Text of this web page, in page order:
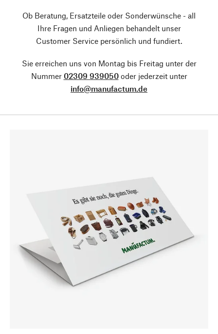
Ob Beratung, Ersatzteile oder Sonderwünsche - all
Ihre Fragen und Anliegen behandelt unser
Customer Service persönlich und fundiert.
Sie erreichen uns von Montag bis Freitag unter der
Nummer 02309 939050oder jederzeit unter
info@manufactum.de